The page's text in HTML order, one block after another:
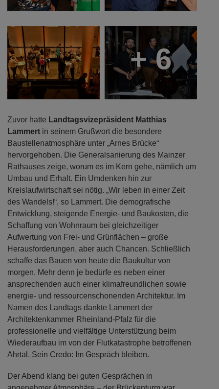
+ 6
Zuvor hatte Landtagsvizepräsident Matthias
Lammert in seinem Grußwort die besondere
Baustellenatmosphäre unter „Arnes Brücke“
hervorgehoben. Die Generalsanierung des Mainzer
Rathauses zeige, worum es im Kern gehe, nämlich um
Umbau und Erhalt. Ein Umdenken hin zur
Kreislaufwirtschaft sei nötig. „Wir leben in einer Zeit
des Wandels!“, so Lammert. Die demografische
Entwicklung, steigende Energie- und Baukosten, die
Schaffung von Wohnraum bei gleichzeitiger
Aufwertung von Frei- und Grünflächen – große
Herausforderungen, aber auch Chancen. Schließlich
schaffe das Bauen von heute die Baukultur von
morgen. Mehr denn je bedürfe es neben einer
ansprechenden auch einer klimafreundlichen sowie
energie- und ressourcenschonenden Architektur. Im
Namen des Landtags dankte Lammert der
Architektenkammer Rheinland-Pfalz für die
professionelle und vielfältige Unterstützung beim
Wiederaufbau im von der Flutkatastrophe betroffenen
Ahrtal. Sein Credo: Im Gespräch bleiben.
Der Abend klang bei guten Gesprächen in